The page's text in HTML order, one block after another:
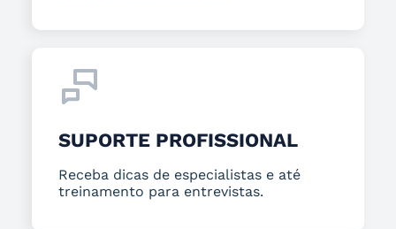
SUPORTE PROFISSIONAL
Receba dicas de especialistas e até
treinamento para entrevistas.